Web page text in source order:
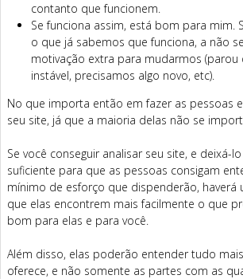
contanto que funcionem.
Se funciona assim, está bom para mim.
o que já sabemos que funciona, a não
motivação extra para mudarmos (parou
instável, precisamos algo novo, etc).
No que importa então em fazer as pessoas
seu site, já que a maioria delas não se
Se você conseguir analisar seu site, e deixá-
suficiente para que as pessoas consigam
mínimo de esforço que dispenderão, haverá
que elas encontrem mais facilmente o que
bom para elas e para você.
Além disso, elas poderão entender tudo
oferece, e não somente as partes com as